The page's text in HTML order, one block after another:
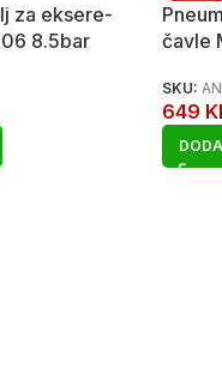
za eksere-
8.5bar
čavle
SKU:
649